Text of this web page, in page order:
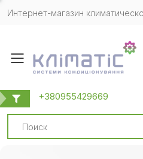
Интернет-магазин
Toggle mobile
+380955429669
Search